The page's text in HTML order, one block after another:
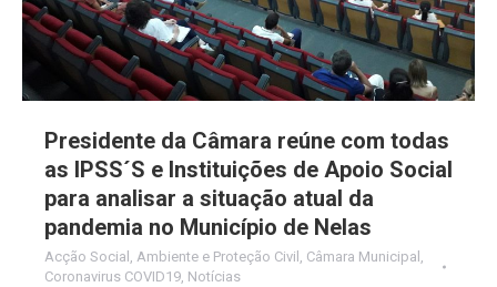
Presidente da Câmara reúne com todas
as IPSS´S e Instituições de Apoio Social
para analisar a situação atual da
pandemia no Município de Nelas
Acção Social , Ambiente e Proteção Civil , Câmara Municipal ,
Coronavirus COVID19, Notícias